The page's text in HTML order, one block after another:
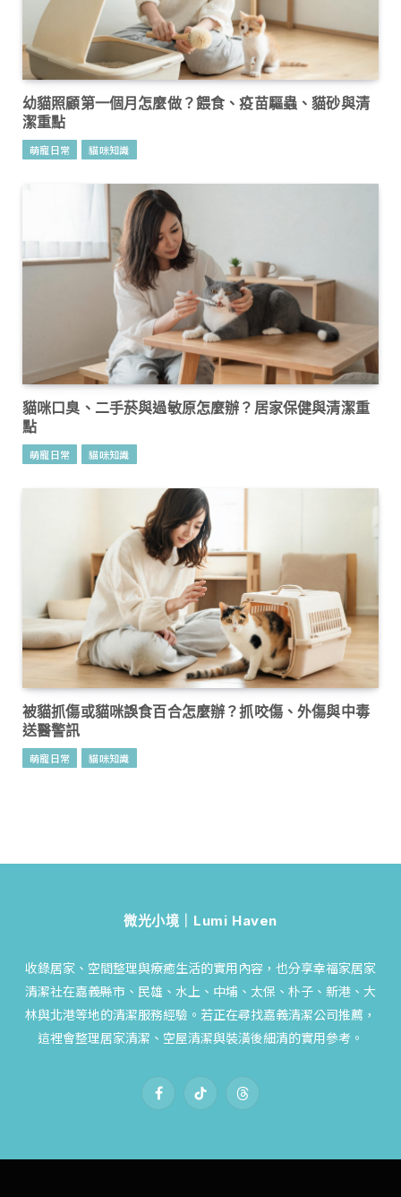
幼貓照顧第一個月怎麼做？餵食、疫苗驅蟲、貓砂與清
潔重點
萌寵日常 貓咪知識
貓咪口臭、二手菸與過敏原怎麼辦？居家保健與清潔重
點
萌寵日常 貓咪知識
被貓抓傷或貓咪誤食百合怎麼辦？抓咬傷、外傷與中毒
送醫警訊
萌寵日常 貓咪知識
微光小境｜Lumi Haven
收錄居家、空間整理與療癒生活的實用內容，也分享幸福家居家
清潔社在嘉義縣市、民雄、水上、中埔、太保、朴子、新港、大
林與北港等地的清潔服務經驗。若正在尋找嘉義清潔公司推薦，
這裡會整理居家清潔、空屋清潔與裝潢後細清的實用參考。
FacebookTikTokThreads